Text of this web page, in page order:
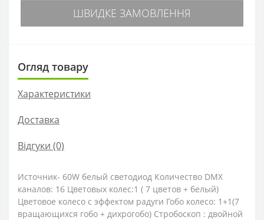
ШВИДКЕ ЗАМОВЛЕННЯ
Огляд товару
Характеристики
Доставка
Відгуки (0)
Источник- 60W белый светодиод Количество DMX
каналов: 16 Цветовых колес:1 ( 7 цветов + белый)
Цветовое колесо с эффектом радуги Гобо колесо: 1+1(7
вращающихся гобо + дихрогобо) Стробоскоп : двойной